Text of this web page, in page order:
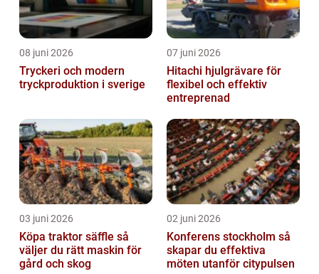
08 juni 2026
Tryckeri och modern
tryckproduktion i sverige
07 juni 2026
Hitachi hjulgrävare för
flexibel och effektiv
entreprenad
03 juni 2026
Köpa traktor säffle så
väljer du rätt maskin för
gård och skog
02 juni 2026
Konferens stockholm så
skapar du effektiva
möten utanför citypulsen